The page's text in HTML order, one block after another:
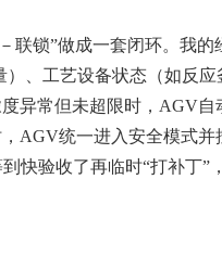
联锁”做成一套闭环。我
、工艺设备状态（如反应
异常但未超限时，AGV
AGV统一进入安全模式并
快验收了再临时“打补丁”